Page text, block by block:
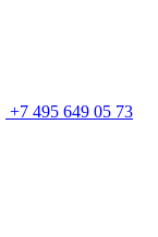
+7 495 649 05 73